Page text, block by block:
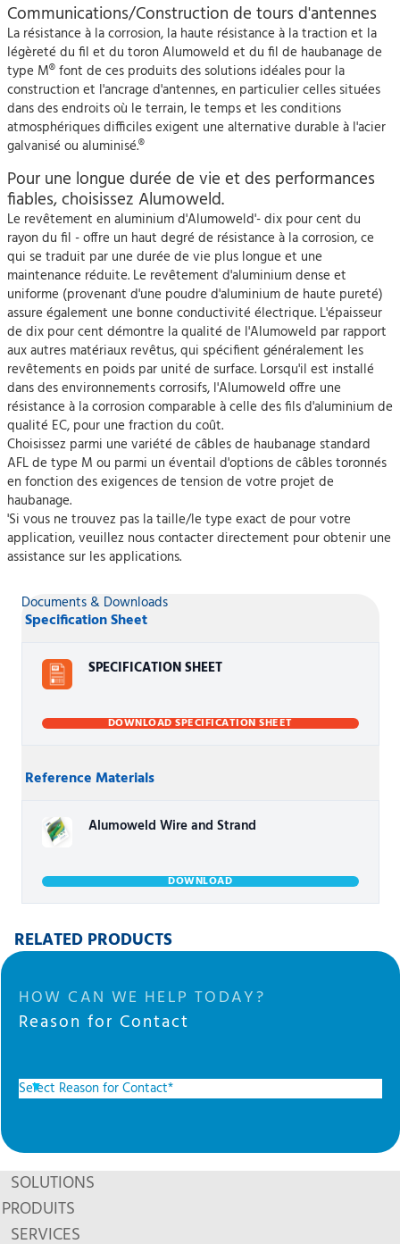
Communications/Construction de tours d'antennes
La résistance à la corrosion, la haute résistance à la traction et la
légèreté du fil et du toron Alumoweld et du fil de haubanage de
type M® font de ces produits des solutions idéales pour la
construction et l'ancrage d'antennes, en particulier celles situées
dans des endroits où le terrain, le temps et les conditions
atmosphériques difficiles exigent une alternative durable à l'acier
galvanisé ou aluminisé.®
Pour une longue durée de vie et des performances
fiables, choisissez Alumoweld.
Le revêtement en aluminium d'Alumoweld'- dix pour cent du
rayon du fil - offre un haut degré de résistance à la corrosion, ce
qui se traduit par une durée de vie plus longue et une
maintenance réduite. Le revêtement d'aluminium dense et
uniforme (provenant d'une poudre d'aluminium de haute pureté)
assure également une bonne conductivité électrique. L'épaisseur
de dix pour cent démontre la qualité de l'Alumoweld par rapport
aux autres matériaux revêtus, qui spécifient généralement les
revêtements en poids par unité de surface. Lorsqu'il est installé
dans des environnements corrosifs, l'Alumoweld offre une
résistance à la corrosion comparable à celle des fils d'aluminium de
qualité EC, pour une fraction du coût.
Choisissez parmi une variété de câbles de haubanage standard
AFL de type M ou parmi un éventail d'options de câbles toronnés
en fonction des exigences de tension de votre projet de
haubanage.
'Si vous ne trouvez pas la taille/le type exact de pour votre
application, veuillez nous contacter directement pour obtenir une
assistance sur les applications.
Documents & Downloads
Specification Sheet
SPECIFICATION SHEET
DOWNLOAD SPECIFICATION SHEET
Reference Materials
Alumoweld Wire and Strand
DOWNLOAD
RELATED PRODUCTS
HOW CAN WE HELP TODAY?
Reason for Contact
SOLUTIONS
PRODUITS
SERVICES